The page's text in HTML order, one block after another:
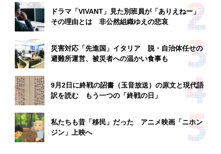
ドラマ「VIVANT」見た別班員が「ありえねー」
その理由とは 非公然組織ゆえの悲哀
災害対応「先進国」イタリア 脱・自治体任せの
避難所運営、被災者への温かい食事も
9月2日に終戦の詔書（玉音放送）の原文と現代語
訳を読む もう一つの「終戦の日」
私たちも昔「移民」だった アニメ映画「ニホン
ジン」上映へ